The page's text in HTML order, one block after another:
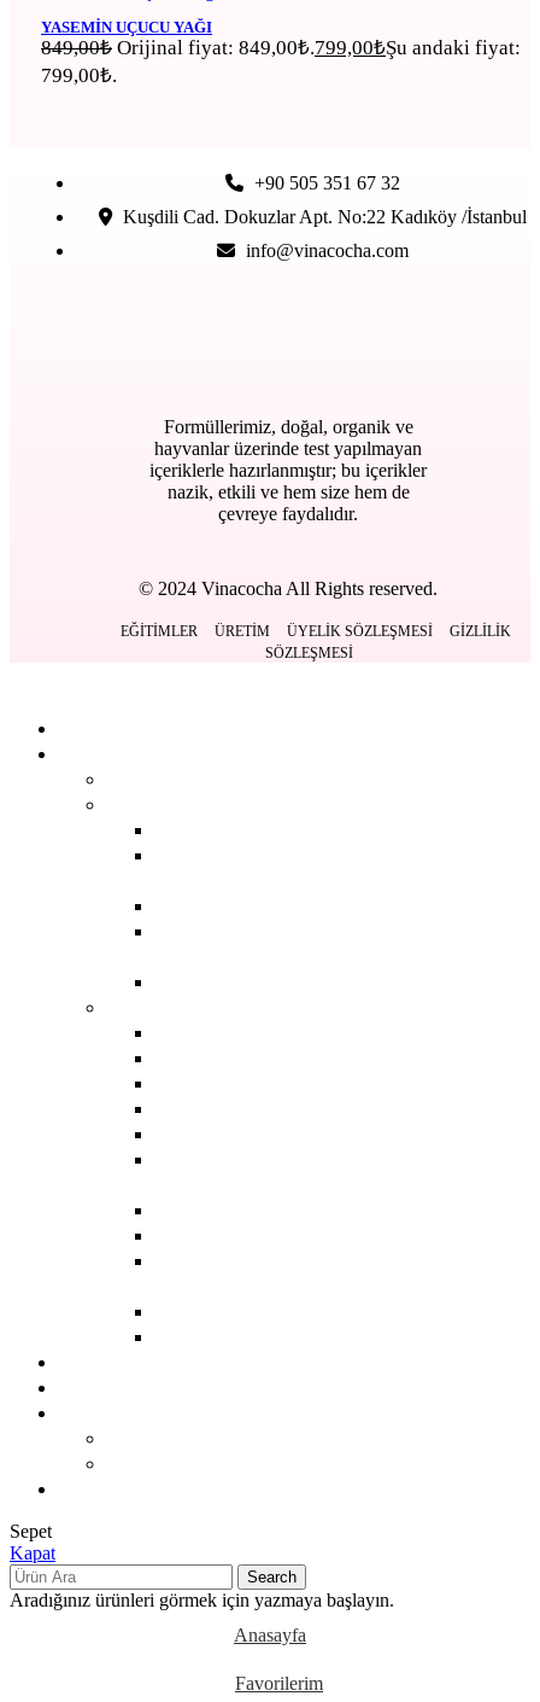
YASEMIN UÇUCU YAĞI
849,00₺ Orijinal fiyat: 849,00₺.799,00₺Şu andaki fiyat:
799,00₺.
+90 505 351 67 32
Kuşdili Cad. Dokuzlar Apt. No:22 Kadıköy /İstanbul
info@vinacocha.com
Formüllerimiz, doğal, organik ve
hayvanlar üzerinde test yapılmayan
içeriklerle hazırlanmıştır; bu içerikler
nazik, etkili ve hem size hem de
çevreye faydalıdır.
© 2024 Vinacocha All Rights reserved.
EĞITIMLER ÜRETIM ÜYELIK SÖZLEŞMESI
GIZLILIK
SÖZLEŞMESI
Sepet
Kapat
Search
Aradığınız ürünleri görmek için yazmaya başlayın.
Anasayfa
Favorilerim